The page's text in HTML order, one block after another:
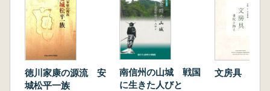
徳川家康の源流 安
城松平一族
南信州の山城 戦国
に生きた人びと
文房具 書院